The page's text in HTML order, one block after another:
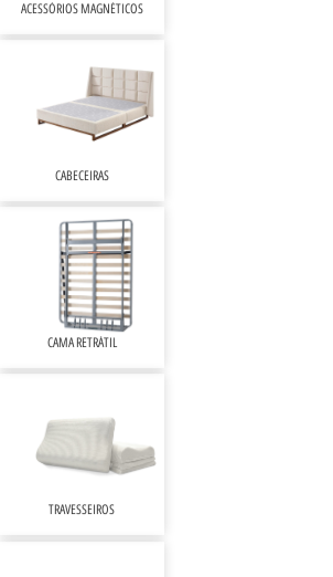
TRAVESSEIROS
CAMA RETRÁTIL
CABECEIRAS
ACESSÓRIOS MAGNÉTICOS